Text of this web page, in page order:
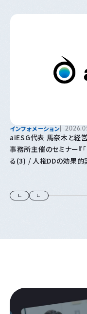
インフォメーション
aiESG代表 馬奈木と経
事務所主催のセミナー『
る(3) / 人権DDの効果的